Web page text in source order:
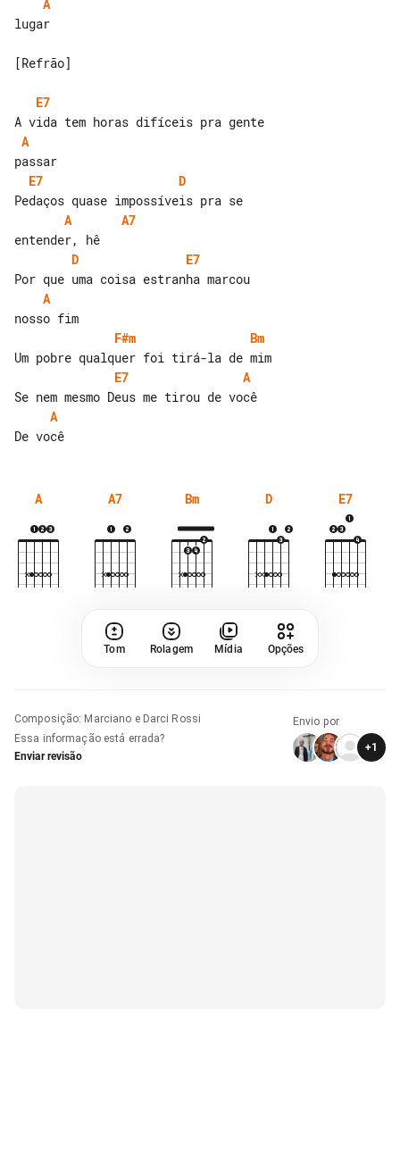
A
lugar
[Refrão]
E7
A
E7
D
A
A7
D
E7
A
F#m
Bm
E7
A
A
A A7 Bm D E7
Tom Rolagem Mídia Opções
Composição: Marciano e Darci Rossi
Essa informação está errada?
Enviar revisão
Envio por
+1